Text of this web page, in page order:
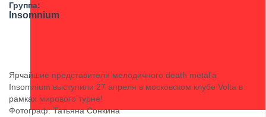
Группа:
Insomnium
Ярчайшие представители мелодичного death metal'a
Insomnium выступили 27 апреля в московском клубе Volta в
рамках мирового турне!
Фотограф: Татьяна Сонкина